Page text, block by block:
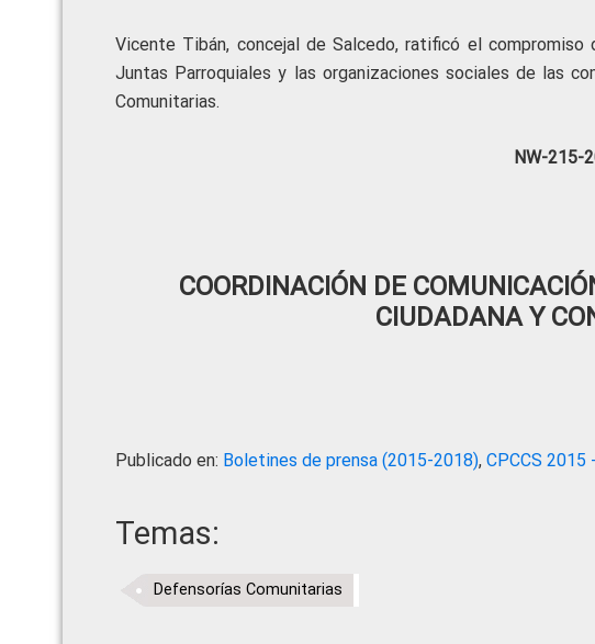
Vicente Tibán, concejal de Salcedo, ratificó el
Juntas Parroquiales y las organizaciones sociales de las
Comunitarias.
NW-215-
COORDINACIÓN DE
CIUDADANA Y
Publicado en: Boletines de prensa (2015-2018), CPCCS 2015
Temas:
Defensorías Comunitarias